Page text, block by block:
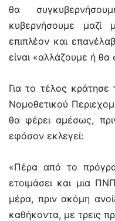
θα
κυβερνήσουμε μαζί
επιπλέον και
είναι «αλλάζουμε ή θα
Για το τέλος
Νομοθετικού
θα φέρει αμέσως,
εφόσον εκλεγεί:
«Πέρα από το
ετοιμάσει και μια
μέρα, πριν ακόμη
καθήκοντα, με τρεις